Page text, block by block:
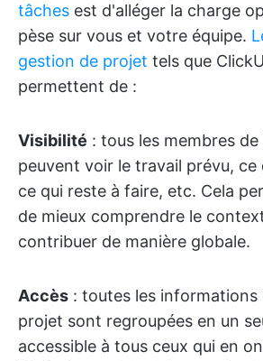
tâches est d'alléger la charge
pèse sur vous et votre équipe.
gestion de projet tels que
permettent de :
Visibilité : tous les membres de
peuvent voir le travail prévu, ce
ce qui reste à faire, etc. Cela
de mieux comprendre le
contribuer de manière globale.
Accès : toutes les informations
projet sont regroupées en un
accessible à tous ceux qui en